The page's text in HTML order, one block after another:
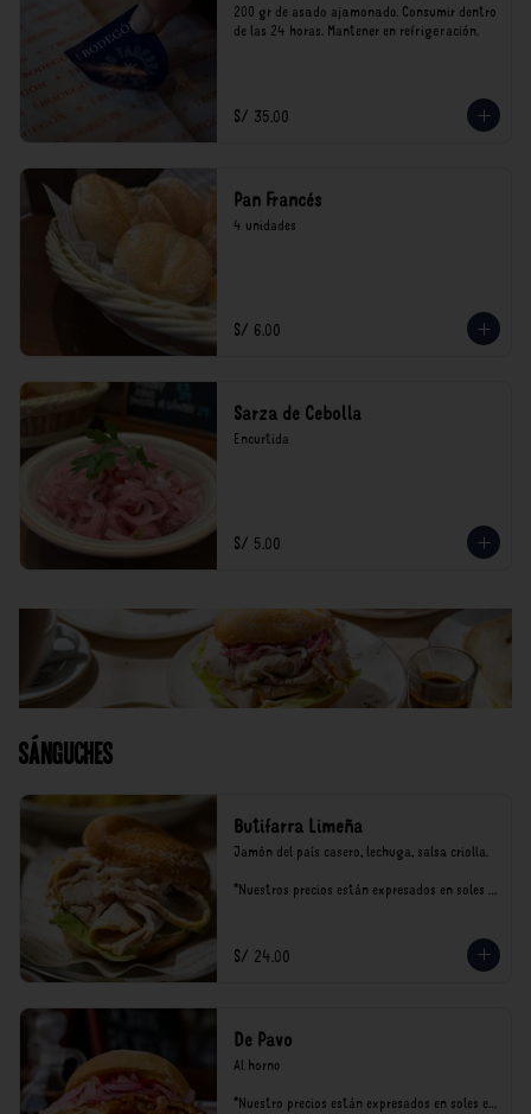
200 gr de asado ajamonado. Consumir dentro
de las 24 horas. Mantener en refrigeración.
S/ 35.00
Pan Francés
4 unidades
S/ 6.00
Sarza de Cebolla
Encurtida
S/ 5.00
Sánguches
Butifarra Limeña
Jamón del país casero, lechuga, salsa criolla.
*Nuestros precios están expresados en soles e
S/ 24.00
De Pavo
Al horno
*Nuestro precios están expresados en soles e